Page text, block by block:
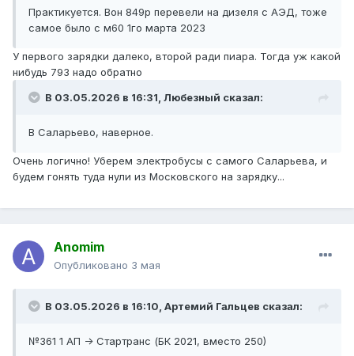
Практикуется. Вон 849р перевели на дизеля с АЭД, тоже
самое было с м60 1го марта 2023
У первого зарядки далеко, второй ради пиара. Тогда уж какой
нибудь 793 надо обратно
В 03.05.2026 в 16:31, Любезный сказал:
В Саларьево, наверное.
Очень логично! Уберем электробусы с самого Саларьева, и
будем гонять туда нули из Московского на зарядку...
Anomim
Опубликовано 3 мая
В 03.05.2026 в 16:10, Артемий Гальцев сказал:
№361 1 АП -> Стартранс (БК 2021, вместо 250)